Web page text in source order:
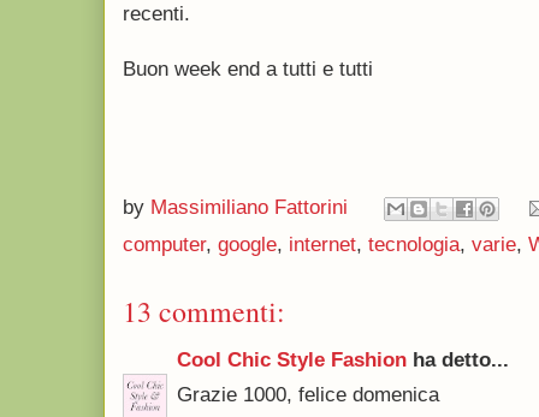
recenti.
Buon week end a tutti e tutti
by Massimiliano Fattorini
computer, google, internet, tecnologia, varie,
13 commenti:
Cool Chic Style Fashion ha detto...
Grazie 1000, felice domenica